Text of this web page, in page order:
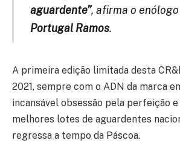
aguardente”, afirma o enólogo
Portugal Ramos.
A primeira edição limitada desta
2021, sempre com o ADN da marca
incansável obsessão pela perfeição
melhores lotes de aguardentes
regressa a tempo da Páscoa.